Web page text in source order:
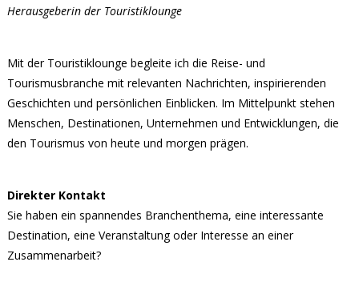
Herausgeberin der Touristiklounge
Mit der Touristiklounge begleite ich die Reise- und
Tourismusbranche mit relevanten Nachrichten, inspirierenden
Geschichten und persönlichen Einblicken. Im Mittelpunkt stehen
Menschen, Destinationen, Unternehmen und Entwicklungen, die
den Tourismus von heute und morgen prägen.
Direkter Kontakt
Sie haben ein spannendes Branchenthema, eine interessante
Destination, eine Veranstaltung oder Interesse an einer
Zusammenarbeit?